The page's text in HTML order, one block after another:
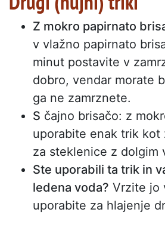
Z mokro papirnato
v vlažno papirnato
minut postavite v
dobro, vendar morate
ga ne zamrznete.
S čajno brisačo: z
uporabite enak trik kot
za steklenice z dolgim
Ste uporabili ta trik in
ledena voda? Vrzite jo
uporabite za hlajenje